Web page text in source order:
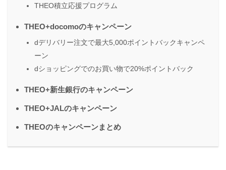
THEO積立応援プログラム
THEO+docomoのキャンペーン
dデリバリー注文で最大5,000ポイントバックキャンペ
ーン
dショッピングでのお買い物で20%ポイントバック
THEO+新生銀行のキャンペーン
THEO+JALのキャンペーン
THEOのキャンペーンまとめ